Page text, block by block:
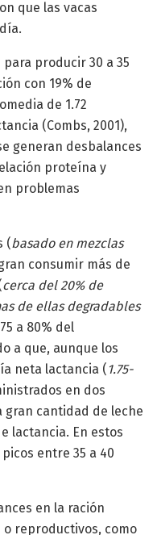
que las vacas
producir 30 a 35
con 19% de
de 1.72
(Combs, 2001),
generan desbalances
proteína y
problemas
(basado en mezclas
consumir más de
cerca del 20% de
de ellas degradables
a 80% del
a que, aunque los
neta lactancia (1.75-
en dos
gran cantidad de leche
lactancia. En estos
entre 35 a 40
en la ración
reproductivos, como